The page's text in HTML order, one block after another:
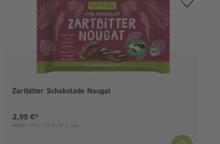
Zartbitter Schokolade Nougat
Aktueller Preis:
2,99 €*
Inhalt: 100 g (29,90 €* / 1kg)